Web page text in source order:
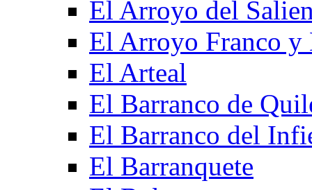
El Arroyo del
El Arroyo Franco y
El Arteal
El Barranco de
El Barranco del
El Barranquete